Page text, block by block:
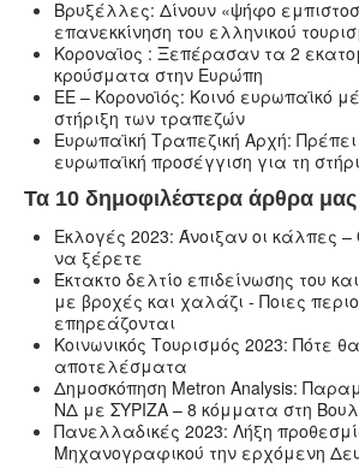
Βρυξέλλες: Δίνουν «ψήφο
επανεκκίνηση του ελληνικού
Κοροναϊος : Ξεπέρασαν τα 2
κρούσματα στην Ευρώπη
ΕΕ – Κορονοϊός: Κοινό ευρωπαϊκό
στήριξη των τραπεζών
Ευρωπαϊκή Τραπεζική Αρχή:
ευρωπαϊκή προσέγγιση για τη
Τα 10 δημοφιλέστερα άρθρα μας
Εκλογές 2023: Άνοιξαν οι κάλπες
να ξέρετε
Έκτακτο δελτίο επιδείνωσης του
με βροχές και χαλάζι - Ποιες
επηρεάζονται
Κοινωνικός Τουρισμός 2023: Πότε
αποτελέσματα
Δημοσκόπηση Metron Analysis:
ΝΔ με ΣΥΡΙΖΑ – 8 κόμματα στη
Πανελλαδικές 2023: Λήξη
Μηχανογραφικού την ερχόμενη